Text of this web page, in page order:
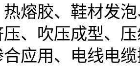
热熔胶、鞋材发
、吹压成型、
应用、电线电